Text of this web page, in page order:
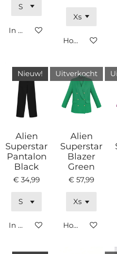
In winkelwagen
Houd mij op
Nieuw!
Alien
Superstar
Pantalon
Black
€ 34,99
In winkelwagen
Uitverkocht
Alien
Superstar
Blazer
Green
€ 57,99
Houd mij op